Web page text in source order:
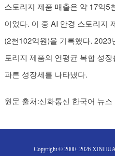
스토리지 제품 매출은 약 17억5
이었다. 이 중 AI 안경 스토리지
(2천102억원)을 기록했다.
토리지 제품의 연평균 복합 성
파른 성장세를 나타냈다.
원문 출처:신화통신 한국어 뉴스
Copyright © 2000- 2026